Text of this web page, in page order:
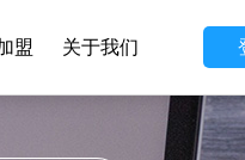
盟 关于我们